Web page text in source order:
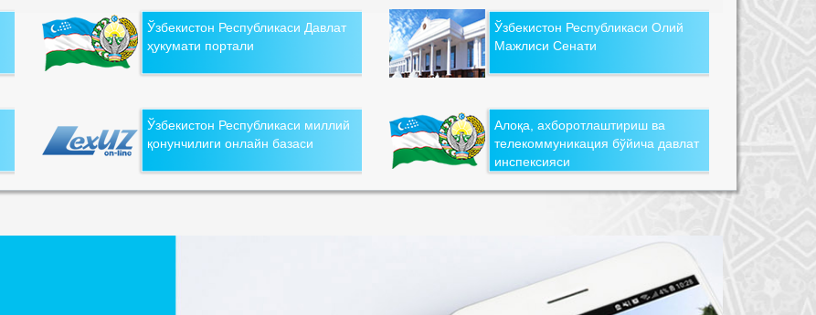
Ўзбекистон Республикаси Давлат
ҳукумати портали
Ўзбекистон Республикаси Олий
Мажлиси Сенати
Ўзбекистон Республикаси миллий
қонунчилиги онлайн базаси
Алоқа, ахборотлаштириш ва
телекоммуникация бўйича давлат
инспексияси